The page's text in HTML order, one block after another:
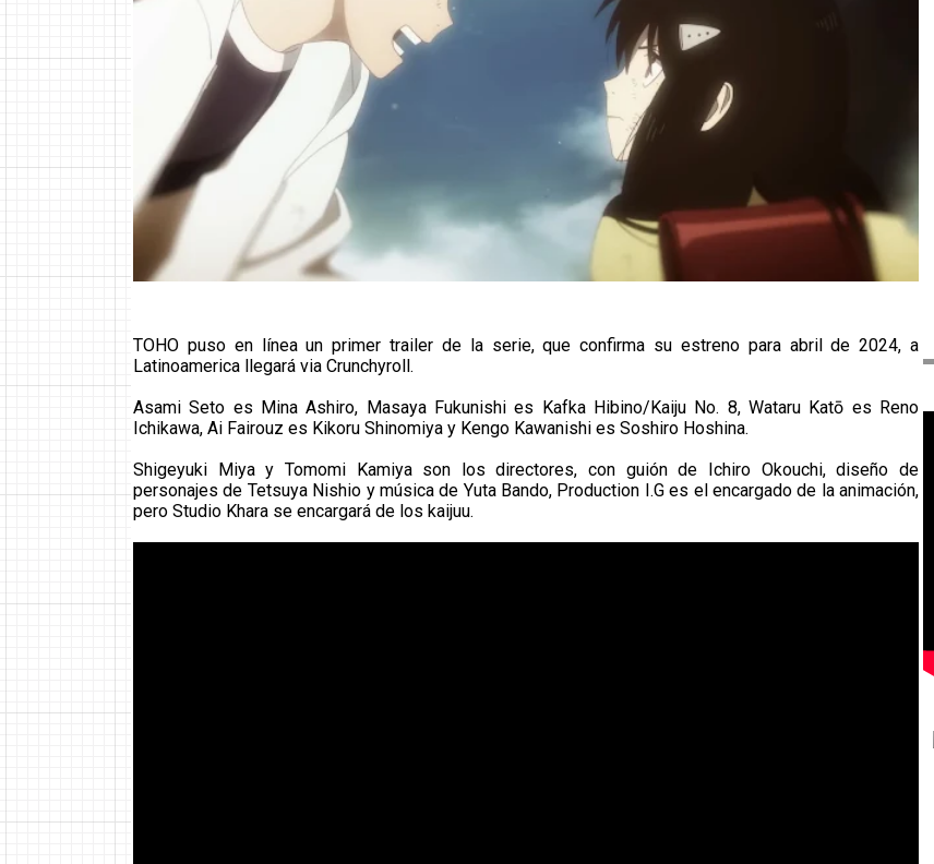
TOHO puso en línea un primer trailer de la serie, que confirma su estreno para abril de 2024, a
Latinoamerica llegará via Crunchyroll.
Asami Seto es Mina Ashiro, Masaya Fukunishi es Kafka Hibino/Kaiju No. 8, Wataru Katō es Reno
Ichikawa, Ai Fairouz es Kikoru Shinomiya y Kengo Kawanishi es Soshiro Hoshina.
Shigeyuki Miya y Tomomi Kamiya son los directores, con guión de Ichiro Okouchi, diseño de
personajes de Tetsuya Nishio y música de Yuta Bando, Production I.G es el encargado de la animación,
pero Studio Khara se encargará de los kaijuu.